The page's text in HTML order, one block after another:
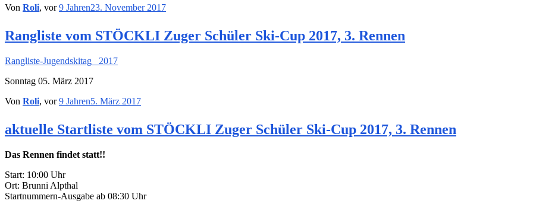
Von Roli, vor9 Jahren23. November 2017
Rangliste vom STÖCKLI Zuger Schüler Ski-Cup 2017, 3. Rennen
Rangliste-Jugendskitag_ 2017
Sonntag 05. März 2017
Von Roli, vor9 Jahren5. März 2017
aktuelle Startliste vom STÖCKLI Zuger Schüler Ski-Cup 2017, 3. Rennen
Das Rennen findet statt!!
Start: 10:00 Uhr
Ort: Brunni Alpthal
Startnummern-Ausgabe ab 08:30 Uhr